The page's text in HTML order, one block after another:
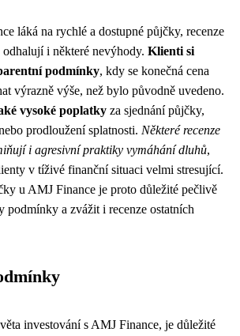
láká na rychlé a dostupné půjčky, recenze
i některé nevýhody. Klienti si
podmínky, kdy se konečná cena
výrazně výše, než bylo původně uvedeno.
vysoké poplatky za sjednání půjčky,
prodloužení splatnosti. Některé recenze
i agresivní praktiky vymáhání dluhů,
v tíživé finanční situaci velmi stresující.
u AMJ Finance je proto důležité pečlivě
podmínky a zvážit i recenze ostatních
investování s AMJ Finance, je důležité